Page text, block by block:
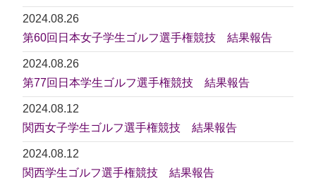
2024.08.26
第60回日本女子学生ゴルフ選手権競技 結果報告
2024.08.26
第77回日本学生ゴルフ選手権競技 結果報告
2024.08.12
関西女子学生ゴルフ選手権競技 結果報告
2024.08.12
関西学生ゴルフ選手権競技 結果報告